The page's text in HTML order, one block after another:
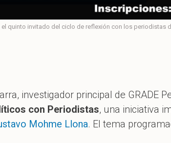
el quinto invitado del ciclo de reflexión con los periodistas
investigador principal de GRADE
con Periodistas, una iniciativa
Mohme Llona. El tema